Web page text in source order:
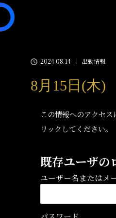
2024.08.14 出勤情報
8月15日(木
この情報へのアクセ
リックしてください。
既存ユーザの
ユーザー名またはメ